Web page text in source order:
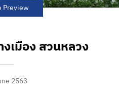
Preview
เมือง สวนหลวง
2563